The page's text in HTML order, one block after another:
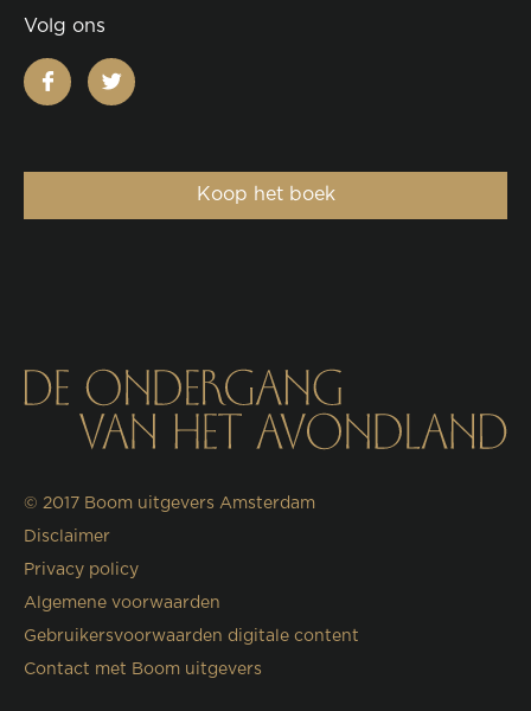
Volg ons
facebooktwitter
Koop het boek
© 2017 Boom uitgevers Amsterdam
Disclaimer
Privacy policy
Algemene voorwaarden
Gebruikersvoorwaarden digitale content
Contact met Boom uitgevers